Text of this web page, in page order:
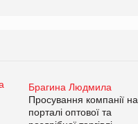
Брагина Людмила
Просування компанії на
порталі оптової та